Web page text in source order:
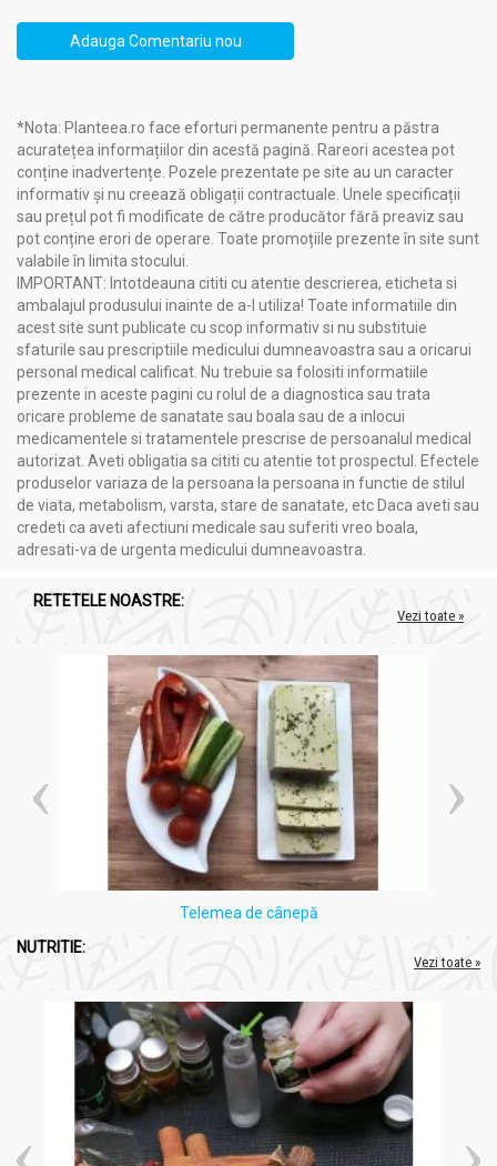
Adauga Comentariu nou
*Nota: Planteea.ro face eforturi permanente pentru a păstra
acuratețea informațiilor din acestă pagină. Rareori acestea pot
conține inadvertențe. Pozele prezentate pe site au un caracter
informativ și nu creează obligații contractuale. Unele specificații
sau prețul pot fi modificate de către producător fără preaviz sau
pot conține erori de operare. Toate promoțiile prezente în site sunt
valabile în limita stocului.
IMPORTANT: Intotdeauna cititi cu atentie descrierea, eticheta si
ambalajul produsului inainte de a-l utiliza! Toate informatiile din
acest site sunt publicate cu scop informativ si nu substituie
sfaturile sau prescriptiile medicului dumneavoastra sau a oricarui
personal medical calificat. Nu trebuie sa folositi informatiile
prezente in aceste pagini cu rolul de a diagnostica sau trata
oricare probleme de sanatate sau boala sau de a inlocui
medicamentele si tratamentele prescrise de persoanalul medical
autorizat. Aveti obligatia sa cititi cu atentie tot prospectul. Efectele
produselor variaza de la persoana la persoana in functie de stilul
de viata, metabolism, varsta, stare de sanatate, etc Daca aveti sau
credeti ca aveti afectiuni medicale sau suferiti vreo boala,
adresati-va de urgenta medicului dumneavoastra.
RETETELE NOASTRE:
Vezi toate »
Telemea de cânepă
NUTRITIE:
Vezi toate »